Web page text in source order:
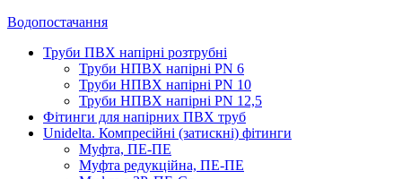
Водопостачання
Труби ПВХ напірні розтрубні
Труби НПВХ напірні PN 6
Труби НПВХ напірні PN 10
Труби НПВХ напірні PN 12,5
Фітинги для напірних ПВХ труб
Unidelta. Компресійні (затискні) фітинги
Муфта, ПЕ-ПЕ
Муфта редукційна, ПЕ-ПЕ